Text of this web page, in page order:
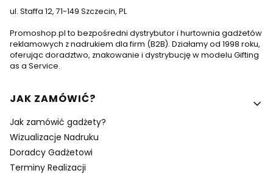
ul. Staffa 12, 71-149 Szczecin, PL
Promoshop.pl to bezpośredni dystrybutor i hurtownia gadżetów
reklamowych z nadrukiem dla firm (B2B). Działamy od 1998 roku,
oferując doradztwo, znakowanie i dystrybucję w modelu Gifting
as a Service.
Linki w stopce
JAK ZAMÓWIĆ?
Jak zamówić gadżety?
Wizualizacje Nadruku
Doradcy Gadżetowi
Terminy Realizacji